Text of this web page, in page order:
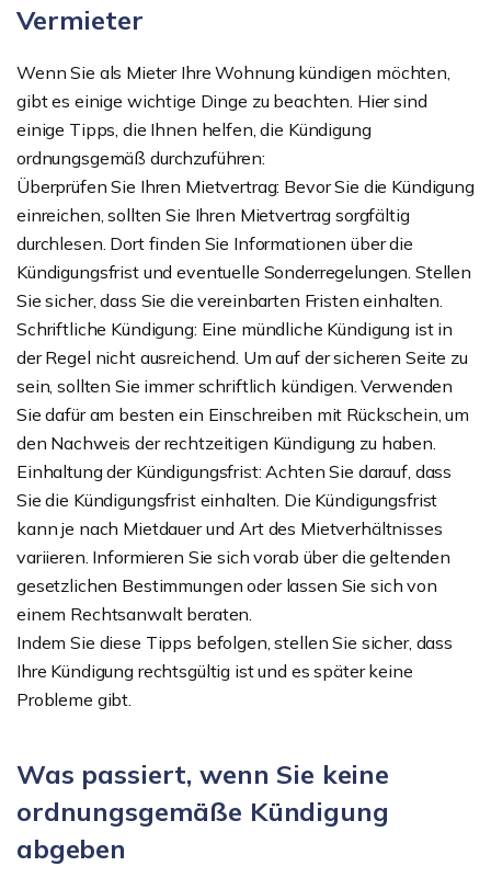
Vermieter
Wenn Sie als Mieter Ihre Wohnung kündigen möchten,
gibt es einige wichtige Dinge zu beachten. Hier sind
einige Tipps, die Ihnen helfen, die Kündigung
ordnungsgemäß durchzuführen:
Überprüfen Sie Ihren Mietvertrag: Bevor Sie die Kündigung
einreichen, sollten Sie Ihren Mietvertrag sorgfältig
durchlesen. Dort finden Sie Informationen über die
Kündigungsfrist und eventuelle Sonderregelungen. Stellen
Sie sicher, dass Sie die vereinbarten Fristen einhalten.
Schriftliche Kündigung: Eine mündliche Kündigung ist in
der Regel nicht ausreichend. Um auf der sicheren Seite zu
sein, sollten Sie immer schriftlich kündigen. Verwenden
Sie dafür am besten ein Einschreiben mit Rückschein, um
den Nachweis der rechtzeitigen Kündigung zu haben.
Einhaltung der Kündigungsfrist: Achten Sie darauf, dass
Sie die Kündigungsfrist einhalten. Die Kündigungsfrist
kann je nach Mietdauer und Art des Mietverhältnisses
variieren. Informieren Sie sich vorab über die geltenden
gesetzlichen Bestimmungen oder lassen Sie sich von
einem Rechtsanwalt beraten.
Indem Sie diese Tipps befolgen, stellen Sie sicher, dass
Ihre Kündigung rechtsgültig ist und es später keine
Probleme gibt.
Was passiert, wenn Sie keine
ordnungsgemäße Kündigung
abgeben